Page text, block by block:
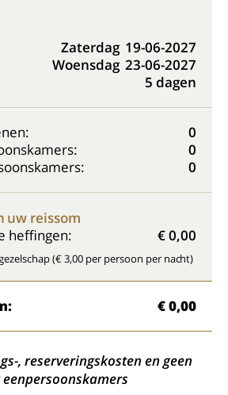
Zaterdag 19-06-2027
Woensdag 23-06-2027
5 dagen
0
0
0
uw reissom
heffingen:
€ 0,00
(€ 3,00 per persoon per nacht)
€ 0,00
, reserveringskosten en geen